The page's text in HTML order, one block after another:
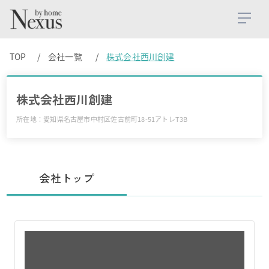
TOP 会社一覧 株式会社西川創建
株式会社西川創建
所在地：愛知県名古屋市中村区佐古前町18-51アトレT3B
会社トップ